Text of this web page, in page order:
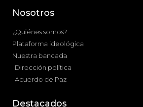
Nosotros
¿Quiénes somos?
Plataforma ideológica
Nuestra bancada
Dirección política
Acuerdo de Paz
Destacados